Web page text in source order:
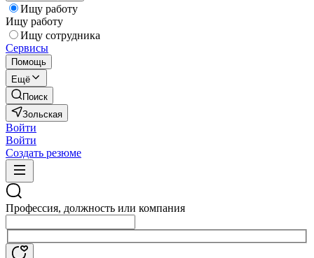
Ищу работу
Ищу работу
Ищу сотрудника
Сервисы
Помощь
Ещё
Поиск
Зольская
Войти
Войти
Создать резюме
Профессия, должность или компания